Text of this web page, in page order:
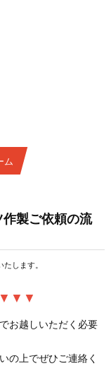
ム
製ご依頼の流
します。
▼▼▼
お越しいただく必要
の上でぜひご連絡く